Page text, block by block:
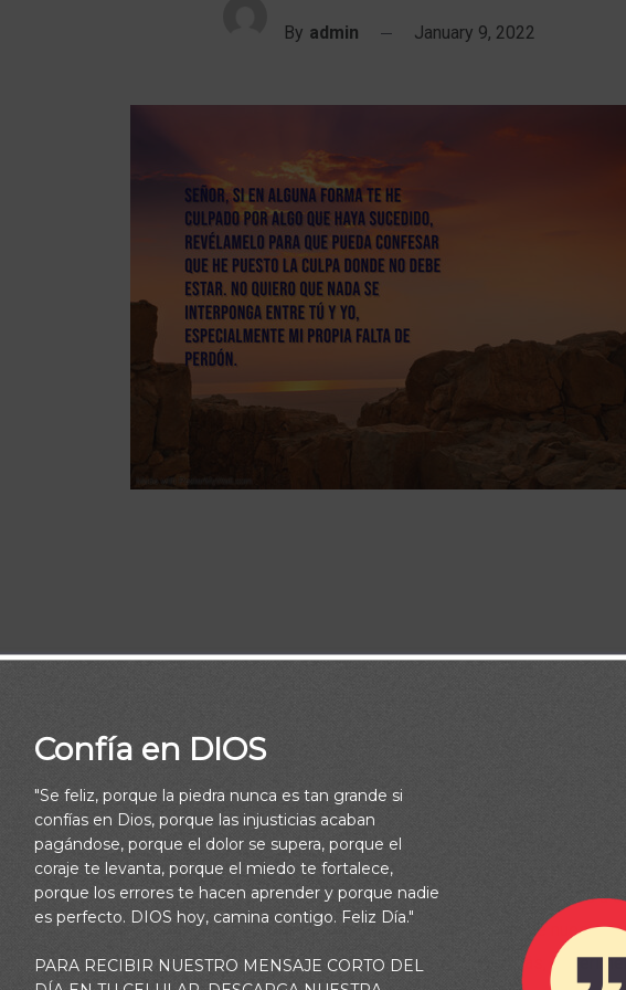
By admin January 9, 2022
vuestro regazo; porque con la misma medida con que medís, os volverán a
Jesús nos enseña hoy que si no juzgamos, nadie nos juzgará, y mucho
conciencia tendrá el poder de juzgarnos. El mayor secreto que se nos
perdón: seremos perdonadores cuando pidamos perdón o perdonemos a
Cuando reconocemos nuestra debilidad, nos compadecemos de nuestro
también es débil. Si nos acostumbramos a no culpar a los demás,
Confía en DIOS
"Se feliz, porque la piedra nunca es tan grande si
confías en Dios, porque las injusticias acaban
pagándose, porque el dolor se supera, porque el
coraje te levanta, porque el miedo te fortalece,
porque los errores te hacen aprender y porque nadie
es perfecto. DIOS hoy, camina contigo. Feliz Día."
PARA RECIBIR NUESTRO MENSAJE CORTO DEL